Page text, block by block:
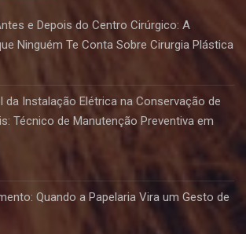
e Depois do Centro Cirúrgico: A
Ninguém Te Conta Sobre Cirurgia Plástica
da Instalação Elétrica na Conservação de
Técnico de Manutenção Preventiva em
Quando a Papelaria Vira um Gesto de